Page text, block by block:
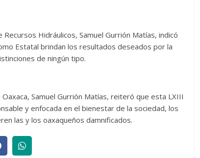
Hidráulicos, Samuel Gurrión Matías, indicó
Estatal brindan los resultados deseados por la
de ningún tipo.
Samuel Gurrión Matías, reiteró que esta LXIII
y enfocada en el bienestar de la sociedad, los
las y los oaxaqueños damnificados.